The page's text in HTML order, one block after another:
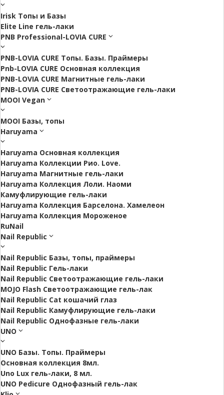
Irisk Топы и Базы
Elite Line гель-лаки
PNB Professional-LOVIA CURE
PNB-LOVIA CURE Топы. Базы. Праймеры
Pnb-LOVIA CURE Основная коллекция
PNB-LOVIA CURE Магнитные гель-лаки
PNB-LOVIA CURE Cветоотражающие гель-лаки
MOOI Vegan
MOOI Базы, топы
Haruyama
Haruyama Основная коллекция
Haruyama Коллекции Рио. Love.
Haruyama Магнитные гель-лаки
Haruyama Коллекция Лоли. Наоми
Камуфлирующие гель-лаки
Haruyama Коллекция Барселона. Хамелеон
Haruyama Коллекция Мороженое
RuNail
Nail Republic
Nail Republic Базы, топы, праймеры
Nail Republic Гель-лаки
Nail Republic Светоотражающие гель-лаки
MOJO Flash Светоотражающие гель-лак
Nail Republic Cat кошачий глаз
Nail Republic Камуфлирующие гель-лаки
Nail Republic Однофазные гель-лаки
UNO
UNO Базы. Топы. Праймеры
Основная коллекция 8мл.
Uno Lux гель-лаки, 8 мл.
UNO Pedicure Однофазный гель-лак